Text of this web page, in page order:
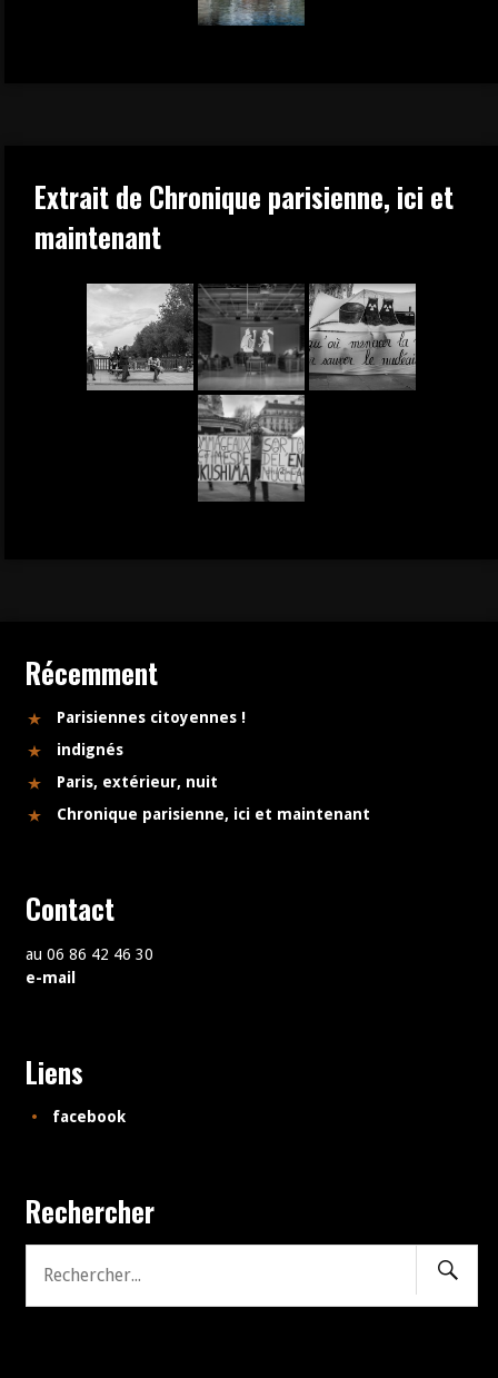
Extrait de Chronique parisienne, ici et
maintenant
Récemment
Parisiennes citoyennes !
indignés
Paris, extérieur, nuit
Chronique parisienne, ici et maintenant
Contact
au 06 86 42 46 30
e-mail
Liens
facebook
Rechercher
Recherche